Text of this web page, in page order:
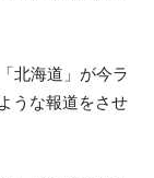
北海道」が今ラ
うな報道をさせ